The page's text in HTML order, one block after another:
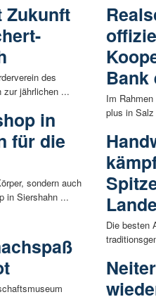
Zukunft
des
zur jährlichen ...
in
für die
sondern auch
in Siershahn ...
Bank
Im
plus in
Die besten